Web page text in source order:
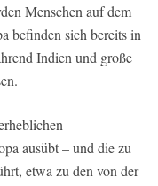
Menschen auf dem
befinden sich bereits in
Indien und große
ausübt – und die zu
etwa zu den von der